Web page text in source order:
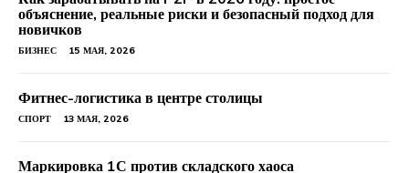
объяснение, реальные риски и безопасный подход для
новичков
БИЗНЕС 15 МАЯ, 2026
Фитнес-логистика в центре столицы
СПОРТ 13 МАЯ, 2026
Маркировка 1С против складского хаоса